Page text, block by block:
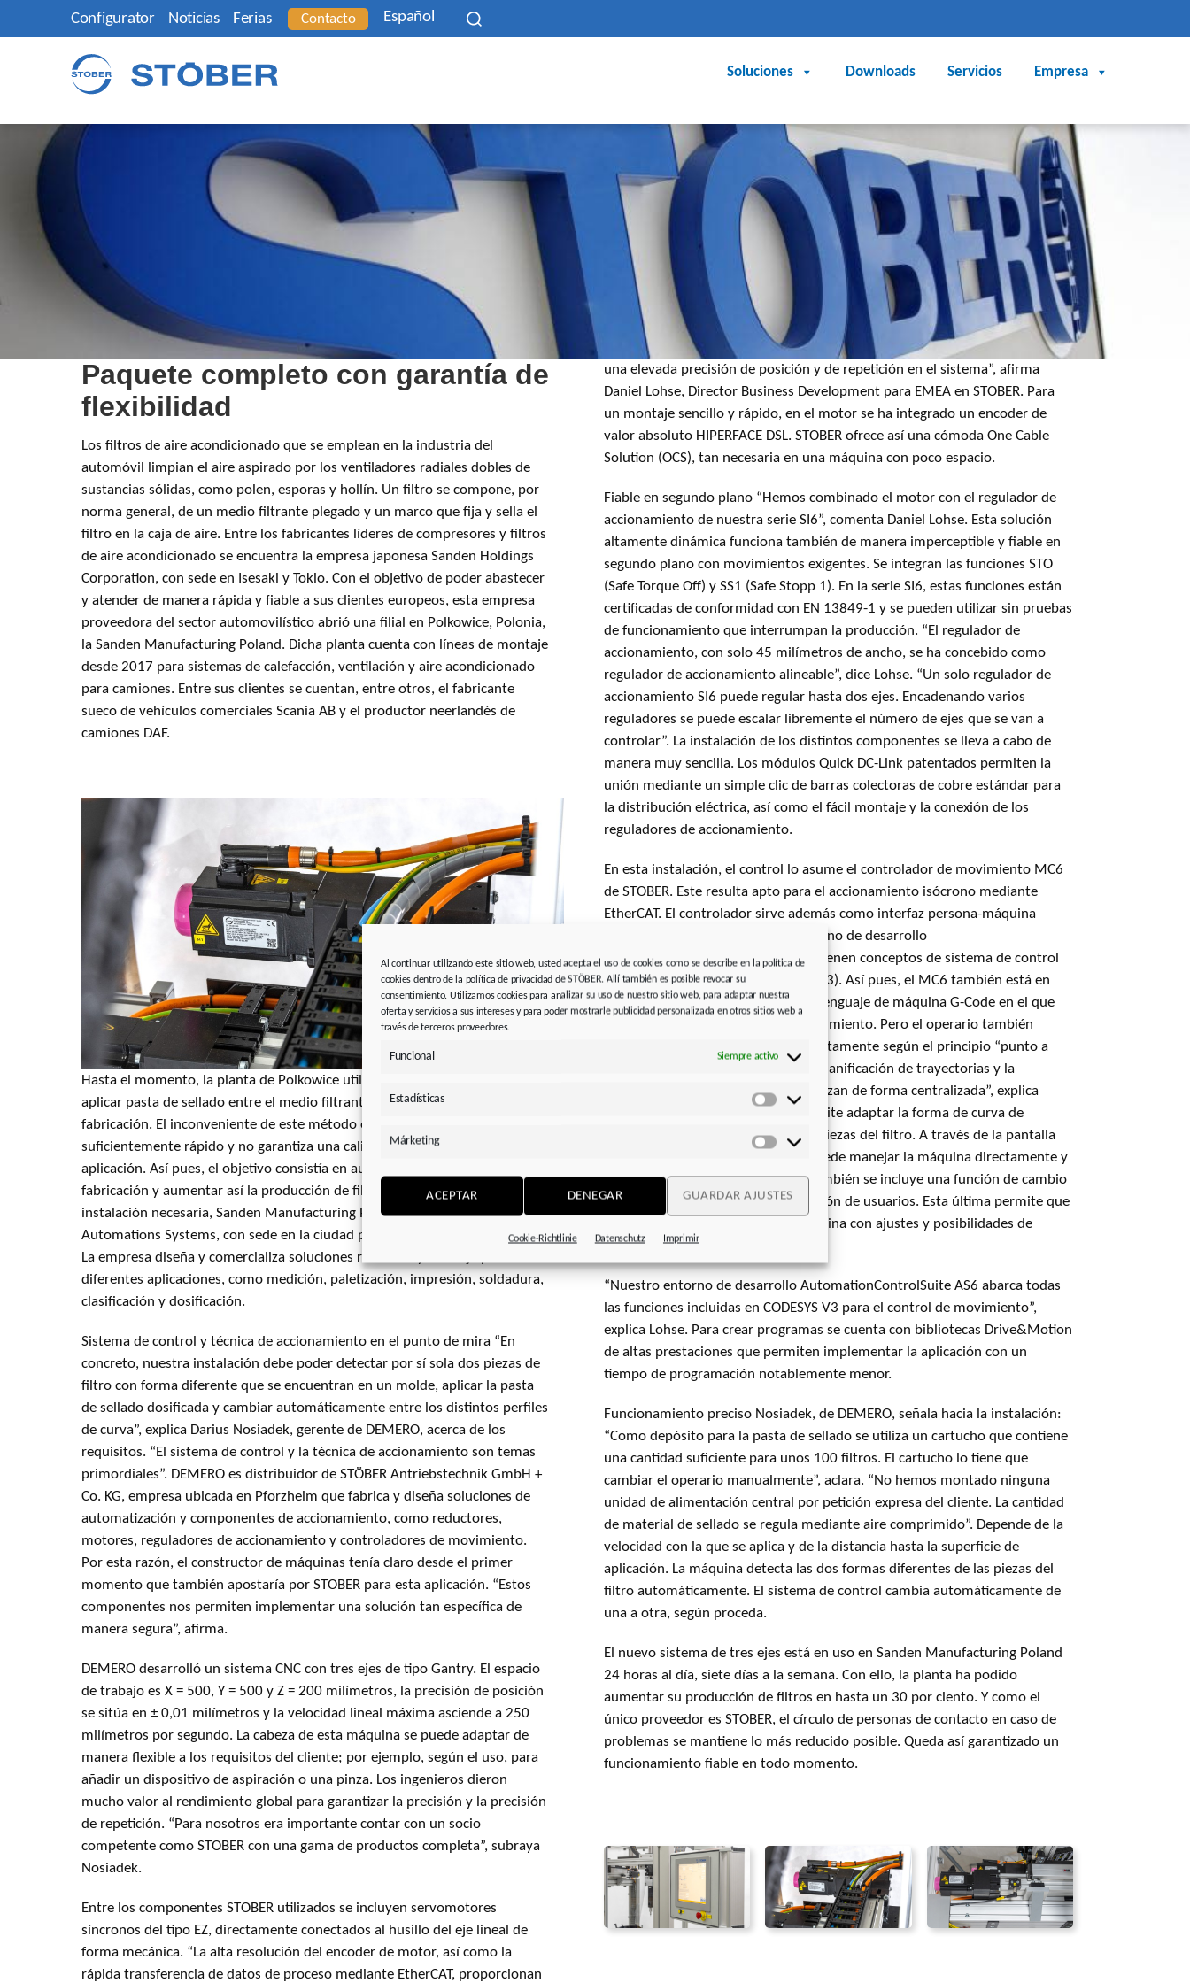
Al continuar utilizando este sitio web, usted acepta el uso de cookies como se describe en la política de
cookies dentro de la política de privacidad de STÖBER. Allí también es posible revocar su
consentimiento. Utilizamos cookies para analizar su uso de nuestro sitio web, para adaptar nuestra
oferta y servicios a sus intereses y para poder mostrarle publicidad personalizada en otros sitios web a
través de terceros proveedores.
Funcional Siempre activo
Estadísticas
Estadísticas
Márketing
Márketing
ACEPTAR DENEGAR GUARDAR AJUSTES
Cookie-Richtlinie Datenschutz Imprimir
Configurator Noticias Ferias Contacto Español
Soluciones Downloads Servicios Empresa
Paquete completo con garantía de
flexibilidad
Los filtros de aire acondicionado que se emplean en la industria del
automóvil limpian el aire aspirado por los ventiladores radiales dobles de
sustancias sólidas, como polen, esporas y hollín. Un filtro se compone, por
norma general, de un medio filtrante plegado y un marco que fija y sella el
filtro en la caja de aire. Entre los fabricantes líderes de compresores y filtros
de aire acondicionado se encuentra la empresa japonesa Sanden Holdings
Corporation, con sede en Isesaki y Tokio. Con el objetivo de poder abastecer
y atender de manera rápida y fiable a sus clientes europeos, esta empresa
proveedora del sector automovilístico abrió una filial en Polkowice, Polonia,
la Sanden Manufacturing Poland. Dicha planta cuenta con líneas de montaje
desde 2017 para sistemas de calefacción, ventilación y aire acondicionado
para camiones. Entre sus clientes se cuentan, entre otros, el fabricante
sueco de vehículos comerciales Scania AB y el productor neerlandés de
camiones DAF.
Hasta el momento, la planta de Polkowice utilizaba pistolas manuales para
aplicar pasta de sellado entre el medio filtrante y el marco durante la
fabricación. El inconveniente de este método es que no es lo
suficientemente rápido y no garantiza una calidad homogénea de la
aplicación. Así pues, el objetivo consistía en automatizar este paso de la
fabricación y aumentar así la producción de filtros. Para desarrollar la
instalación necesaria, Sanden Manufacturing Poland contrató a DEMERO
Automations Systems, con sede en la ciudad polca de Wrocław (Breslavia).
La empresa diseña y comercializa soluciones robóticas y multieje para
diferentes aplicaciones, como medición, paletización, impresión, soldadura,
clasificación y dosificación.
Sistema de control y técnica de accionamiento en el punto de mira “En
concreto, nuestra instalación debe poder detectar por sí sola dos piezas de
filtro con forma diferente que se encuentran en un molde, aplicar la pasta
de sellado dosificada y cambiar automáticamente entre los distintos perfiles
de curva”, explica Darius Nosiadek, gerente de DEMERO, acerca de los
requisitos. “El sistema de control y la técnica de accionamiento son temas
primordiales”. DEMERO es distribuidor de STÖBER Antriebstechnik GmbH +
Co. KG, empresa ubicada en Pforzheim que fabrica y diseña soluciones de
automatización y componentes de accionamiento, como reductores,
motores, reguladores de accionamiento y controladores de movimiento.
Por esta razón, el constructor de máquinas tenía claro desde el primer
momento que también apostaría por STOBER para esta aplicación. “Estos
componentes nos permiten implementar una solución tan específica de
manera segura”, afirma.
DEMERO desarrolló un sistema CNC con tres ejes de tipo Gantry. El espacio
de trabajo es X = 500, Y = 500 y Z = 200 milímetros, la precisión de posición
se sitúa en ± 0,01 milímetros y la velocidad lineal máxima asciende a 250
milímetros por segundo. La cabeza de esta máquina se puede adaptar de
manera flexible a los requisitos del cliente; por ejemplo, según el uso, para
añadir un dispositivo de aspiración o una pinza. Los ingenieros dieron
mucho valor al rendimiento global para garantizar la precisión y la precisión
de repetición. “Para nosotros era importante contar con un socio
competente como STOBER con una gama de productos completa”, subraya
Nosiadek.
Entre los componentes STOBER utilizados se incluyen servomotores
síncronos del tipo EZ, directamente conectados al husillo del eje lineal de
forma mecánica. “La alta resolución del encoder de motor, así como la
rápida transferencia de datos de proceso mediante EtherCAT, proporcionan
una elevada precisión de posición y de repetición en el sistema”, afirma
Daniel Lohse, Director Business Development para EMEA en STOBER. Para
un montaje sencillo y rápido, en el motor se ha integrado un encoder de
valor absoluto HIPERFACE DSL. STOBER ofrece así una cómoda One Cable
Solution (OCS), tan necesaria en una máquina con poco espacio.
Fiable en segundo plano “Hemos combinado el motor con el regulador de
accionamiento de nuestra serie SI6”, comenta Daniel Lohse. Esta solución
altamente dinámica funciona también de manera imperceptible y fiable en
segundo plano con movimientos exigentes. Se integran las funciones STO
(Safe Torque Off) y SS1 (Safe Stopp 1). En la serie SI6, estas funciones están
certificadas de conformidad con EN 13849-1 y se pueden utilizar sin pruebas
de funcionamiento que interrumpan la producción. “El regulador de
accionamiento, con solo 45 milímetros de ancho, se ha concebido como
regulador de accionamiento alineable”, dice Lohse. “Un solo regulador de
accionamiento SI6 puede regular hasta dos ejes. Encadenando varios
reguladores se puede escalar libremente el número de ejes que se van a
controlar”. La instalación de los distintos componentes se lleva a cabo de
manera muy sencilla. Los módulos Quick DC-Link patentados permiten la
unión mediante un simple clic de barras colectoras de cobre estándar para
la distribución eléctrica, así como el fácil montaje y la conexión de los
reguladores de accionamiento.
En esta instalación, el control lo asume el controlador de movimiento MC6
de STOBER. Este resulta apto para el accionamiento isócrono mediante
EtherCAT. El controlador sirve además como interfaz persona-máquina
completa. Mediante el uso del entorno de desarrollo
AutomationControlSuite AS6 se obtienen conceptos de sistema de control
de movimiento abiertos (IEC 61131-3). Así pues, el MC6 también está en
situación de entender y ejecutar el lenguaje de máquina G-Code en el que
está guardada la trayectoria de movimiento. Pero el operario también
puede posicionar la instalación directamente según el principio “punto a
punto”. “Todos los cálculos para la planificación de trayectorias y la
interpolación de los tres ejes se realizan de forma centralizada”, explica
Nosiadek, de DEMERO. El MC6 permite adaptar la forma de curva de
manera flexible a las formas de las piezas del filtro. A través de la pantalla
táctil de 15 pulgadas, el operario puede manejar la máquina directamente y
utilizar la información mostrada. También se incluye una función de cambio
de idioma, así como de administración de usuarios. Esta última permite que
el empleado pueda manejar la máquina con ajustes y posibilidades de
intervención adaptados a él.
“Nuestro entorno de desarrollo AutomationControlSuite AS6 abarca todas
las funciones incluidas en CODESYS V3 para el control de movimiento”,
explica Lohse. Para crear programas se cuenta con bibliotecas Drive&Motion
de altas prestaciones que permiten implementar la aplicación con un
tiempo de programación notablemente menor.
Funcionamiento preciso Nosiadek, de DEMERO, señala hacia la instalación:
“Como depósito para la pasta de sellado se utiliza un cartucho que contiene
una cantidad suficiente para unos 100 filtros. El cartucho lo tiene que
cambiar el operario manualmente”, aclara. “No hemos montado ninguna
unidad de alimentación central por petición expresa del cliente. La cantidad
de material de sellado se regula mediante aire comprimido”. Depende de la
velocidad con la que se aplica y de la distancia hasta la superficie de
aplicación. La máquina detecta las dos formas diferentes de las piezas del
filtro automáticamente. El sistema de control cambia automáticamente de
una a otra, según proceda.
El nuevo sistema de tres ejes está en uso en Sanden Manufacturing Poland
24 horas al día, siete días a la semana. Con ello, la planta ha podido
aumentar su producción de filtros en hasta un 30 por ciento. Y como el
único proveedor es STOBER, el círculo de personas de contacto en caso de
problemas se mantiene lo más reducido posible. Queda así garantizado un
funcionamiento fiable en todo momento.